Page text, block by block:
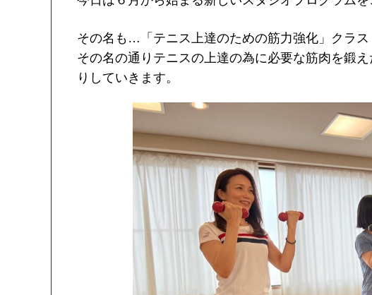
その名も…「テニス上達のための筋力強化」クラス
その名の通りテニスの上達の為に必要な筋肉を鍛
りしていきます。